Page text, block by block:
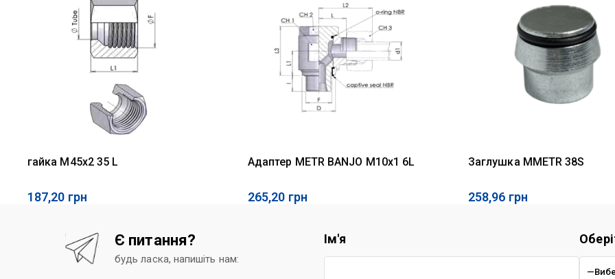
гайка M45x2 35 L
187,20 грн
Адаптер METR BANJO M10x1 6L
265,20 грн
Заглушка MMETR 38S
258,96 грн
Є питання?
будь ласка, напишіть нам:
Ім'я